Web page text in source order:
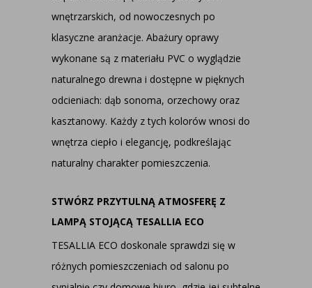
wnętrzarskich, od nowoczesnych po
klasyczne aranżacje. Abażury oprawy
wykonane są z materiału PVC o wyglądzie
naturalnego drewna i dostępne w pięknych
odcieniach: dąb sonoma, orzechowy oraz
kasztanowy. Każdy z tych kolorów wnosi do
wnętrza ciepło i elegancję, podkreślając
naturalny charakter pomieszczenia.
STWÓRZ PRZYTULNĄ ATMOSFERĘ Z
LAMPĄ STOJĄCĄ TESALLIA ECO
TESALLIA ECO doskonale sprawdzi się w
różnych pomieszczeniach od salonu po